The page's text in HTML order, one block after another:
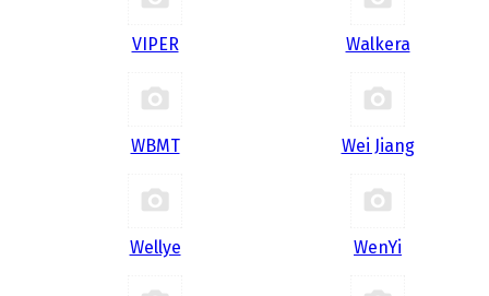
VIPER Walkera
WBMT Wei Jiang
Wellye WenYi